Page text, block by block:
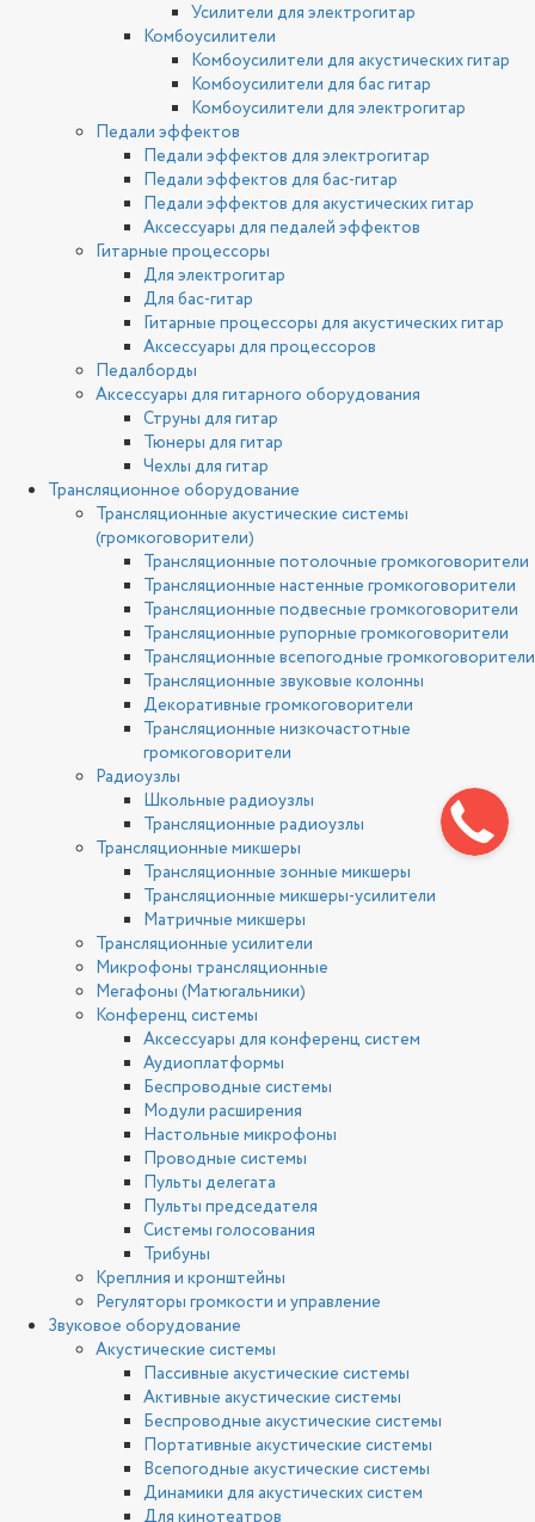
Усилители для электрогитар
Комбоусилители
Комбоусилители для акустических гитар
Комбоусилители для бас гитар
Комбоусилители для электрогитар
Педали эффектов
Педали эффектов для электрогитар
Педали эффектов для бас-гитар
Педали эффектов для акустических гитар
Аксессуары для педалей эффектов
Гитарные процессоры
Для электрогитар
Для бас-гитар
Гитарные процессоры для акустических гитар
Аксессуары для процессоров
Педалборды
Аксессуары для гитарного оборудования
Струны для гитар
Тюнеры для гитар
Чехлы для гитар
Трансляционное оборудование
Трансляционные акустические системы
(громкоговорители)
Трансляционные потолочные громкоговорители
Трансляционные настенные громкоговорители
Трансляционные подвесные громкоговорители
Трансляционные рупорные громкоговорители
Трансляционные всепогодные громкоговорители
Трансляционные звуковые колонны
Декоративные громкоговорители
Трансляционные низкочастотные
громкоговорители
Радиоузлы
Школьные радиоузлы
Трансляционные радиоузлы
Трансляционные микшеры
Трансляционные зонные микшеры
Трансляционные микшеры-усилители
Матричные микшеры
Трансляционные усилители
Микрофоны трансляционные
Мегафоны (Матюгальники)
Конференц системы
Аксессуары для конференц систем
Аудиоплатформы
Беспроводные системы
Модули расширения
Настольные микрофоны
Проводные системы
Пульты делегата
Пульты председателя
Системы голосования
Трибуны
Креплния и кронштейны
Регуляторы громкости и управление
Звуковое оборудование
Акустические системы
Пассивные акустические системы
Активные акустические системы
Беспроводные акустические системы
Портативные акустические системы
Всепогодные акустические системы
Динамики для акустических систем
Для кинотеатров